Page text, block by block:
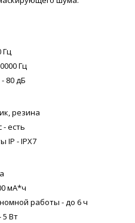
Гц
Гц
80 дБ
резина
есть
IP - IPX7
мА*ч
работы - до 6 ч
Вт